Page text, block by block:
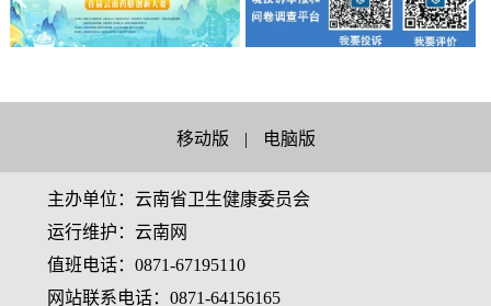
移动版 | 电脑版
主办单位：云南省卫生健康委员会
运行维护：云南网
值班电话：0871-67195110
网站联系电话：0871-64156165